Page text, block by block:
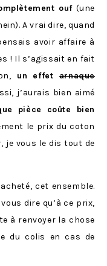
ouf(une
A vrai dire, quand
avoir affaire à
! Il s’agissait en fait
un effetarnaque
j’aurais bien aimé
pièce coûte bien
le prix du coton
je vous le dis tout de
cet ensemble.
dire qu’à ce prix,
à renvoyer la chose
du colis en cas de